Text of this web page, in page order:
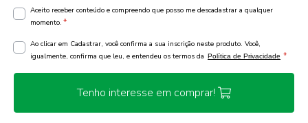
Aceito receber conteúdo e compreendo que posso me descadastrar a qualquer
momento. *
Ao clicar em Cadastrar, você confirma a sua inscrição neste produto. Você,
igualmente, confirma que leu, e entendeu os termos da Política de Privacidade *
Tenho interesse em comprar!